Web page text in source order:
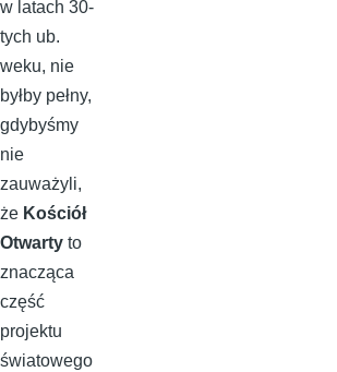
w latach 30-
tych ub.
weku, nie
byłby pełny,
gdybyśmy
nie
zauważyli,
że Kościół
Otwarty to
znacząca
część
projektu
światowego